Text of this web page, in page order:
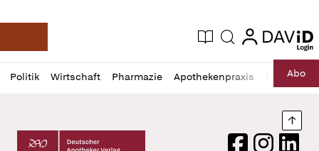
Deutsche Apotheker Zeitung
Aktuelle Ausgabe
Suche login
login
Politik Wirtschaft Pharmazie Apothekenpraxis RechtAbo
Profil
öffnen
Daz
Pur
Deutscher Apotheker Verlag Logo
FacebookInstagram